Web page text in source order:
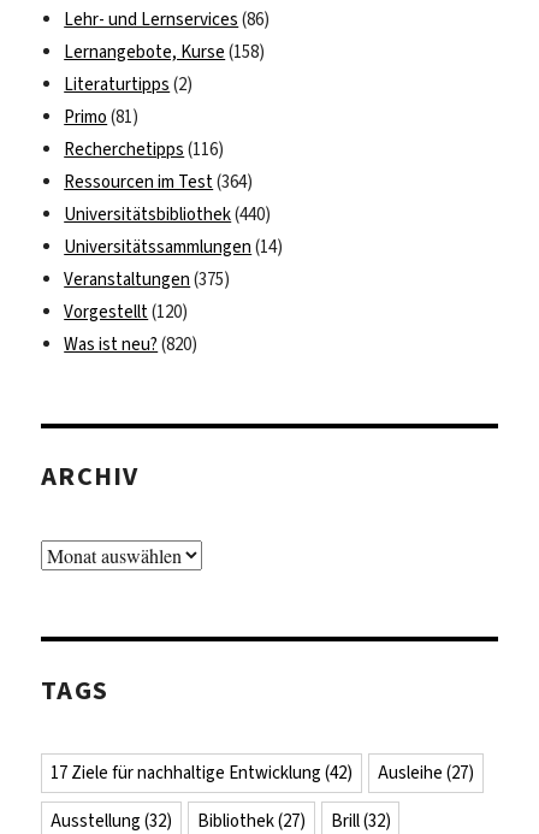
Lehr- und Lernservices (86)
Lernangebote, Kurse (158)
Literaturtipps (2)
Primo (81)
Recherchetipps (116)
Ressourcen im Test(364)
Universitätsbibliothek(440)
Universitätssammlungen (14)
Veranstaltungen (375)
Vorgestellt(120)
Was ist neu? (820)
ARCHIV
Archiv
TAGS
17 Ziele für nachhaltige Entwicklung (42) Ausleihe (27)
Ausstellung (32) Bibliothek(27) Brill(32)